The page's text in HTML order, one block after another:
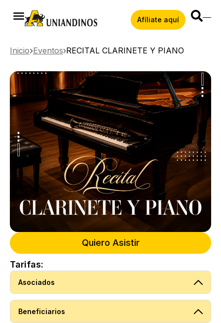
Afíliate aquí
Inicio Eventos RECITAL CLARINETE Y PIANO
Quiero Asistir
Tarifas:
Asociados
Beneficiarios